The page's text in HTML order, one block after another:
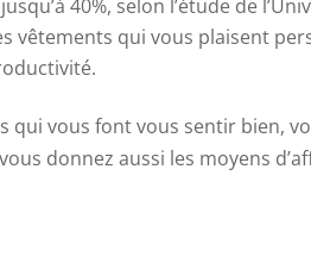
jusqu’à 40%, selon l’étude de
vêtements qui vous plaisent
qui vous font vous sentir bien,
donnez aussi les moyens